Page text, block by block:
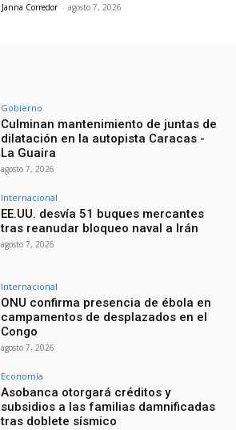
Janna Corredor - agosto 7, 2026
Gobierno
Culminan mantenimiento de juntas de
dilatación en la autopista Caracas -
La Guaira
agosto 7, 2026
Internacional
EE.UU. desvía 51 buques mercantes
tras reanudar bloqueo naval a Irán
agosto 7, 2026
Internacional
ONU confirma presencia de ébola en
campamentos de desplazados en el
Congo
agosto 7, 2026
Economía
Asobanca otorgará créditos y
subsidios a las familias damnificadas
tras doblete sísmico